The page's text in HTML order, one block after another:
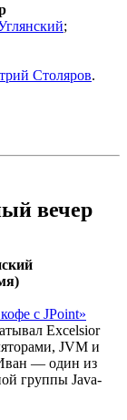
;
Столяров.
вечер
с JPoint»
Excelsior
JVM и
— один из
группы Java-